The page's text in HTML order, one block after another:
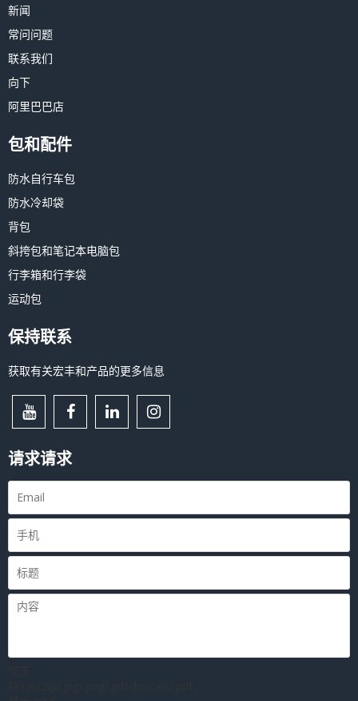
新闻
常问问题
联系我们
向下
阿里巴巴店
包和配件
防水自行车包
防水冷却袋
背包
斜挎包和笔记本电脑包
行李箱和行李袋
运动包
保持联系
获取有关宏丰和产品的更多信息
请求请求